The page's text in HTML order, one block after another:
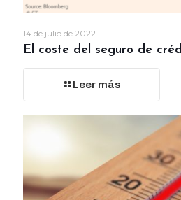
14 de julio de 2022
El coste del seguro de
Leer más